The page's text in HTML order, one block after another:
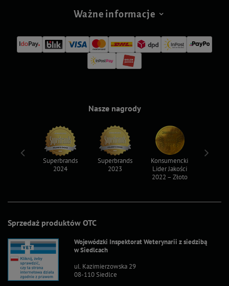
Ważne informacje
Sprzedaż produktów OTC
Wojewódzki Inspektorat Weterynarii z siedzibą
w Siedlcach
ul. Kazimierzowska 29
08-110 Siedlce
Nasze nagrody
Superbrands
2024
Superbrands
2023
Konsumencki
Lider Jakości
2022 – Złoto